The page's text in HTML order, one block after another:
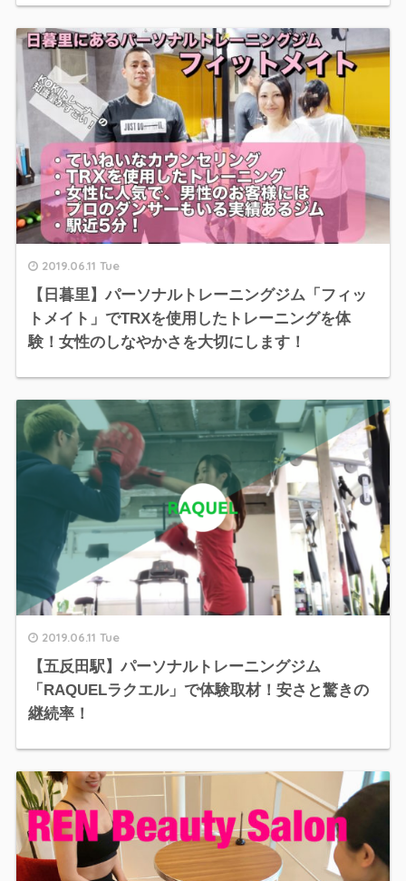
2019.06.11 Tue
【日暮里】パーソナルトレーニングジム「フィッ
トメイト」でTRXを使用したトレーニングを体
験！女性のしなやかさを大切にします！
2019.06.11 Tue
【五反田駅】パーソナルトレーニングジム
「RAQUELラクエル」で体験取材！安さと驚きの
継続率！